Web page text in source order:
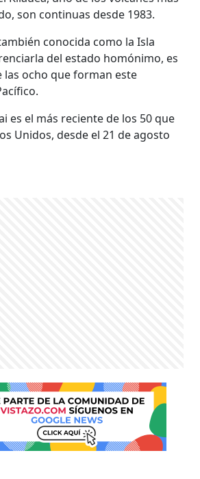
son continuas desde 1983.
conocida como la Isla
del estado homónimo, es
las ocho que forman este
es el más reciente de los 50 que
Unidos, desde el 21 de agosto